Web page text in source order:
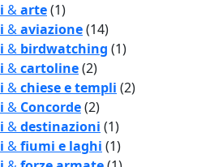
&arte(1)
&aviazione(14)
& birdwatching (1)
&cartoline(2)
&chiese e templi (2)
& Concorde(2)
&destinazioni (1)
&fiumi e laghi (1)